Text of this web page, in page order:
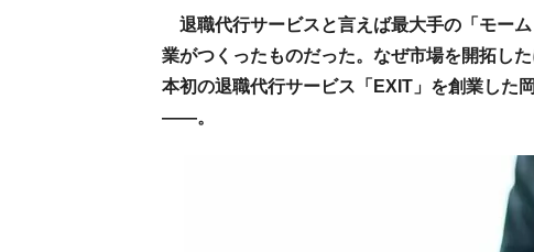
退職代行サービスと言えば最大手の「モー
業がつくったものだった。なぜ市場を開拓し
本初の退職代行サービス「EXIT」を創業した
――。